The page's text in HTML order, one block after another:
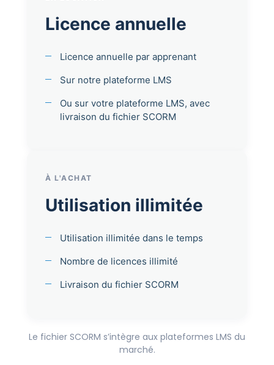
Licence annuelle
Licence annuelle par apprenant
Sur notre plateforme LMS
Ou sur votre plateforme LMS, avec
livraison du fichier SCORM
À L'ACHAT
Utilisation illimitée
Utilisation illimitée dans le temps
Nombre de licences illimité
Livraison du fichier SCORM
Le fichier SCORM s’intègre aux plateformes LMS du
marché.